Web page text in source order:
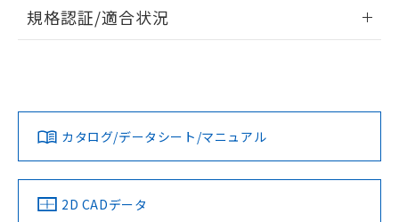
ログイン/会員登録
ダウンロードデータをご利用いただく前に、以下を必ずお読
みください。
ソフトウェアの使用条件
EU RoHS 注意事項・凡例
対応済み
中国 RoHS 注意事項・凡例
規格認証/適合状況
LR型式承認
（イギリス
船舶規格）
DNV型式承認
（ノルウェー
BV型式承認
（フランス
KR型式
（韓国
カタログ/データシート/マニュアル
2D CADデータ